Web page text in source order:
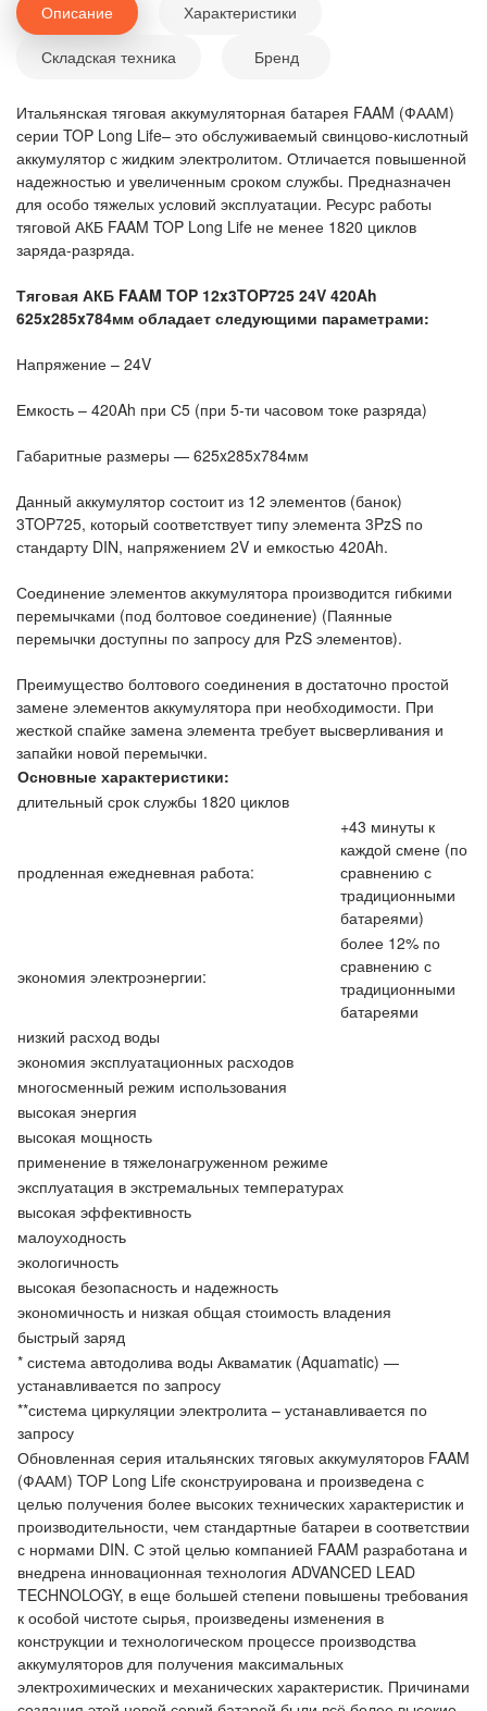
Описание Характеристики
Складская техника Бренд
Итальянская тяговая аккумуляторная батарея FAAM (ФААМ)
серии TOP Long Life– это обслуживаемый свинцово-кислотный
аккумулятор с жидким электролитом. Отличается повышенной
надежностью и увеличенным сроком службы. Предназначен
для особо тяжелых условий эксплуатации. Ресурс работы
тяговой АКБ FAAM TOP Long Life не менее 1820 циклов
заряда-разряда.
Тяговая АКБ FAAM TOP 12x3TOP725 24V 420Ah
625x285x784мм обладает следующими параметрами:
Напряжение – 24V
Емкость – 420Ah при С5 (при 5-ти часовом токе разряда)
Габаритные размеры — 625x285x784мм
Данный аккумулятор состоит из 12 элементов (банок)
3TOP725, который соответствует типу элемента 3PzS по
стандарту DIN, напряжением 2V и емкостью 420Ah.
Соединение элементов аккумулятора производится гибкими
перемычками (под болтовое соединение) (Паянные
перемычки доступны по запросу для PzS элементов).
Преимущество болтового соединения в достаточно простой
замене элементов аккумулятора при необходимости. При
жесткой спайке замена элемента требует высверливания и
запайки новой перемычки.
Основные характеристики:
длительный срок службы 1820 циклов
продленная ежедневная работа:
+43 минуты к
каждой смене (по
сравнению с
традиционными
батареями)
экономия электроэнергии:
более 12% по
сравнению с
традиционными
батареями
низкий расход воды
экономия эксплуатационных расходов
многосменный режим использования
высокая энергия
высокая мощность
применение в тяжелонагруженном режиме
эксплуатация в экстремальных температурах
высокая эффективность
малоуходность
экологичность
высокая безопасность и надежность
экономичность и низкая общая стоимость владения
быстрый заряд
* система автодолива воды Акваматик (Aquamatic) —
устанавливается по запросу
**система циркуляции электролита – устанавливается по
запросу
Обновленная серия итальянских тяговых аккумуляторов FAAM
(ФААМ) TOP Long Life сконструирована и произведена с
целью получения более высоких технических характеристик и
производительности, чем стандартные батареи в соответствии
с нормами DIN. С этой целью компанией FAAM разработана и
внедрена инновационная технология ADVANCED LEAD
TECHNOLOGY, в еще большей степени повышены требования
к особой чистоте сырья, произведены изменения в
конструкции и технологическом процессе производства
аккумуляторов для получения максимальных
электрохимических и механических характеристик. Причинами